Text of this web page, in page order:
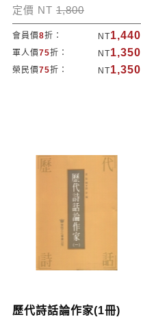
定價 NT 1,800
會員價8折： NT1,440
軍人價75折： NT1,350
榮民價75折： NT1,350
歷代詩話論作家(1冊)